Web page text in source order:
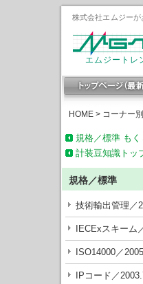
株式会社エムジー
エムジートレ
HOME > コーナー
規格／標準 もく
計装豆知識トッ
規格／標準
技術輸出管理／
IECExスキーム
ISO14000／
IPコード／